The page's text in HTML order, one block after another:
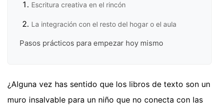
Escritura creativa en el rincón
La integración con el resto del hogar o el aula
Pasos prácticos para empezar hoy mismo
¿Alguna vez has sentido que los libros de texto son un
muro insalvable para un niño que no conecta con las